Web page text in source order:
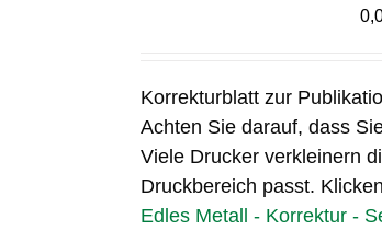
Korrekturblatt zur
Achten Sie darauf, dass
Viele Drucker verkleinern
Druckbereich passt.
Edles Metall - Korrektur -